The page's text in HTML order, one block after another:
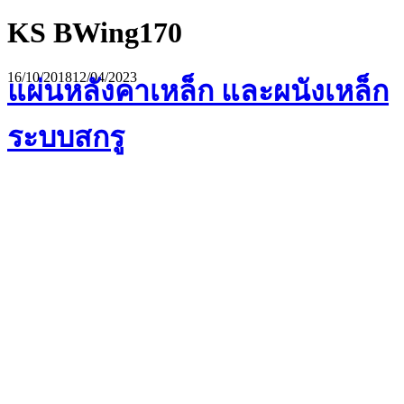
KS BWing170
16/10/201812/04/2023
แผ่นหลังคาเหล็ก และผนังเหล็ก
ระบบสกรู